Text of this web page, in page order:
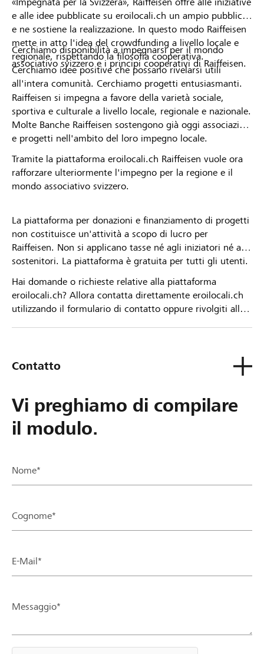
e alle idee pubblicate su eroilocali.ch un ampio pubblico
e ne sostiene la realizzazione. In questo modo Raiffeisen
mette in atto l'idea del crowdfunding a livello locale e
regionale, rispettando la filosofia cooperativa.
Cerchiamo idee positive che possano rivelarsi utili
all'intera comunità. Cerchiamo progetti entusiasmanti.
Cerchiamo disponibilità a impegnarsi per il mondo
associativo svizzero e i principi cooperativi di Raiffeisen.
Raiffeisen si impegna a favore della varietà sociale,
sportiva e culturale a livello locale, regionale e nazionale.
Molte Banche Raiffeisen sostengono già oggi associazioni
e progetti nell'ambito del loro impegno locale.
Tramite la piattaforma eroilocali.ch Raiffeisen vuole ora
rafforzare ulteriormente l'impegno per la regione e il
mondo associativo svizzero.
La piattaforma per donazioni e finanziamento di progetti
non costituisce un'attività a scopo di lucro per
Raiffeisen. Non si applicano tasse né agli iniziatori né ai
sostenitori. La piattaforma è gratuita per tutti gli utenti.
Hai domande o richieste relative alla piattaforma
eroilocali.ch? Allora contatta direttamente eroilocali.ch
utilizzando il formulario di contatto oppure rivolgiti alla
Contatto
Vi preghiamo di compilare
il modulo.
Nome*
Cognome*
E-Mail*
Messaggio*